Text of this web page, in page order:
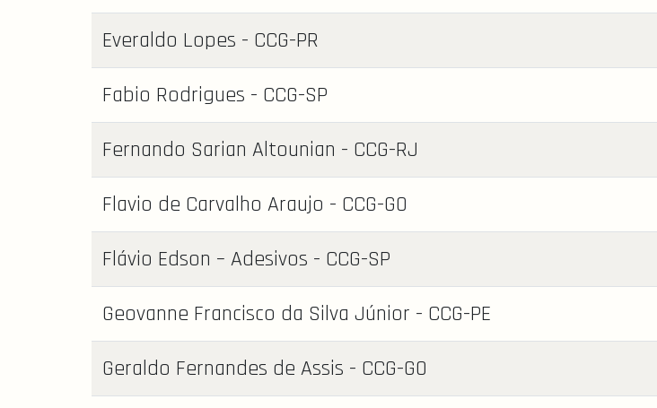
Everaldo Lopes - CCG-PR
Fabio Rodrigues - CCG-SP
Fernando Sarian Altounian - CCG-RJ
Flavio de Carvalho Araujo - CCG-GO
Flávio Edson – Adesivos - CCG-SP
Geovanne Francisco da Silva Júnior - CCG-PE
Geraldo Fernandes de Assis - CCG-GO